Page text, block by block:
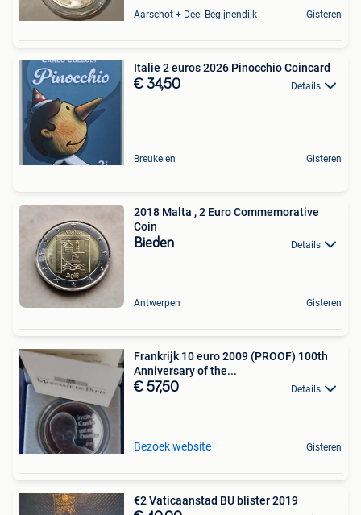
Aarschot + Deel Begijnendijk Gisteren
Italie 2 euros 2026 Pinocchio Coincard
€ 34,50 Details
Breukelen Gisteren
2018 Malta , 2 Euro Commemorative
Coin
Bieden Details
Antwerpen Gisteren
Frankrijk 10 euro 2009 (PROOF) 100th
Anniversary of the...
€ 57,50 Details
Bezoek website Gisteren
€2 Vaticaanstad BU blister 2019